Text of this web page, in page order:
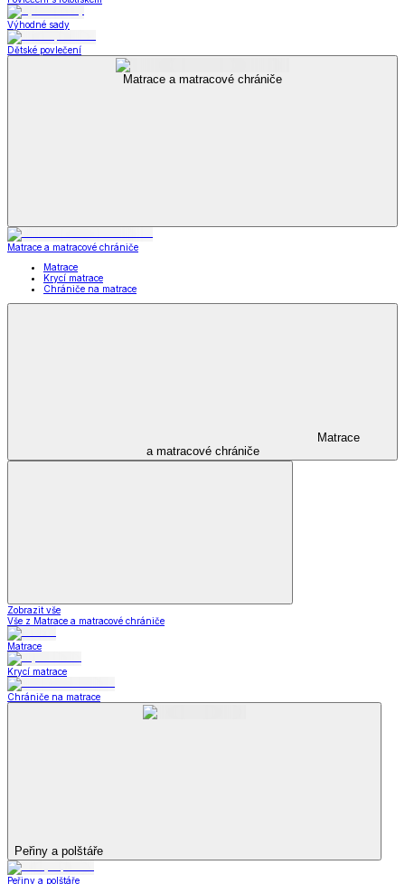
Výhodné sady
Dětské povlečení
Matrace a matracové chrániče
Matrace a matracové chrániče
Matrace
Krycí matrace
Chrániče na matrace
Matrace
a matracové chrániče
Zobrazit vše
Vše z Matrace a matracové chrániče
Matrace
Krycí matrace
Chrániče na matrace
Peřiny a polštáře
Peřiny a polštáře